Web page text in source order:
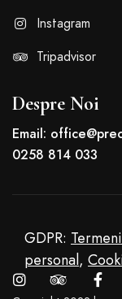
Instagram
Tripadvisor
Despre Noi
Email:
0258 814 033
GDPR:
personal,